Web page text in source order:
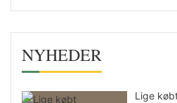
NYHEDER
Lige